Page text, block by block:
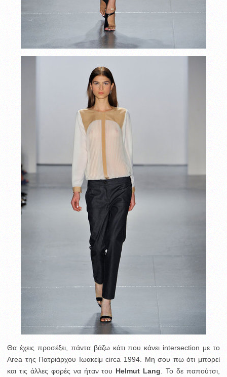
Θα έχεις προσέξει, πάντα βάζω κάτι που κάνει intersection με το
Area της Πατριάρχου Ιωακείμ circa 1994. Μη σου πω ότι μπορεί
και τις άλλες φορές να ήταν του Helmut Lang. Το δε παπούτσι,